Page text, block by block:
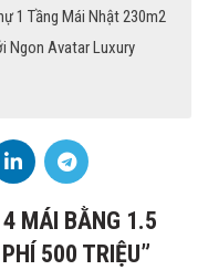
1 Tầng Mái Nhật 230m2
Ngon Avatar Luxury
4 MÁI BẰNG 1.5
500 TRIỆU”